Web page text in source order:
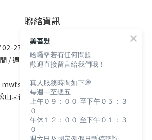
聯絡資訊
02-2713-6621 (無提供訂購服務)
/ 週一至週五 09:30-12:00；
mwf.service@maywufa.com.tw
山區復興北路167號5樓(無提供現場販售)
美吾髮
哈囉🌹若有任何問題
歡迎直接留言給我們哦！
真人服務時間如下💭
每週一至週五
上午０９：００ 至下午０５：３
０
午休１２：００ 至下午０１：３
０
週六日及國定例假日暫停諮詢